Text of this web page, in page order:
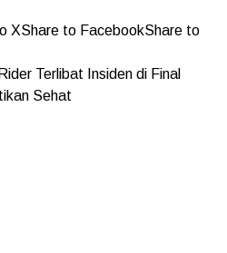
XShare to FacebookShare to
Terlibat Insiden di Final
Sehat